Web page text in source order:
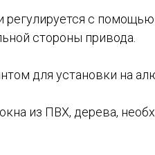
регулируется с
стороны привода.
для установки на
из ПВХ, дерева,